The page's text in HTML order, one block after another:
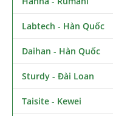
Labtech - Hàn Quốc
Daihan - Hàn Quốc
Sturdy - Đài Loan
Taisite - Kewei